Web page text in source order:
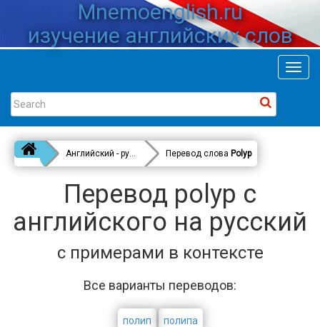
Mnemoenglish.ru
изучение английских слов
Английский - русский Перевод слова Polyp
Перевод polyp с
английского на русский
с примерами в контексте
Все варианты переводов:
полип полипа